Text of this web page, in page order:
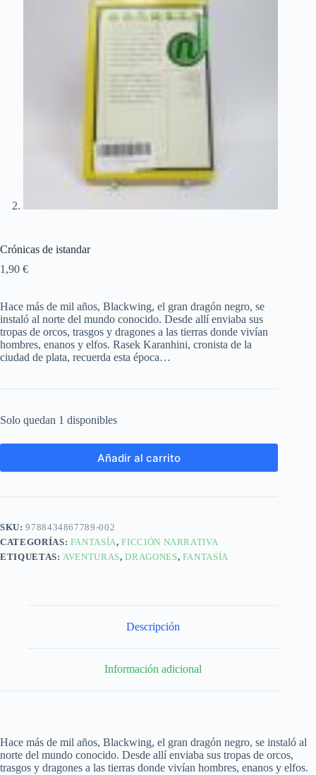
Crónicas de istandar
1,90 €
Hace más de mil años, Blackwing, el gran dragón negro, se
instaló al norte del mundo conocido. Desde allí enviaba sus
tropas de orcos, trasgos y dragones a las tierras donde vivían
hombres, enanos y elfos. Rasek Karanhini, cronista de la
ciudad de plata, recuerda esta época…
Solo quedan 1 disponibles
Añadir al carrito
SKU:9788434867789-002
CATEGORÍAS: FANTASÍA,FICCIÓN NARRATIVA
ETIQUETAS:AVENTURAS,DRAGONES, FANTASÍA
Descripción
Información adicional
Hace más de mil años, Blackwing, el gran dragón negro, se instaló al
norte del mundo conocido. Desde allí enviaba sus tropas de orcos,
trasgos y dragones a las tierras donde vivían hombres, enanos y elfos.